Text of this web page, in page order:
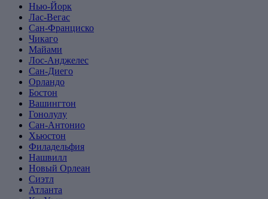
Нью-Йорк
Лас-Вегас
Сан-Франциско
Чикаго
Майами
Лос-Анджелес
Сан-Диего
Орландо
Бостон
Вашингтон
Гонолулу
Сан-Антонио
Хьюстон
Филадельфия
Нашвилл
Новый Орлеан
Сиэтл
Атланта